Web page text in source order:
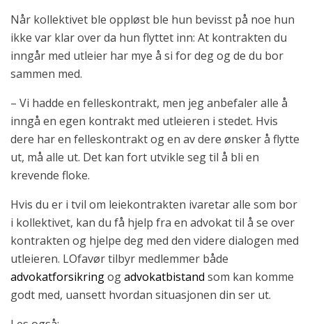
Når kollektivet ble oppløst ble hun bevisst på noe hun
ikke var klar over da hun flyttet inn: At kontrakten du
inngår med utleier har mye å si for deg og de du bor
sammen med.
– Vi hadde en felleskontrakt, men jeg anbefaler alle å
inngå en egen kontrakt med utleieren i stedet. Hvis
dere har en felleskontrakt og en av dere ønsker å flytte
ut, må alle ut. Det kan fort utvikle seg til å bli en
krevende floke.
Hvis du er i tvil om leiekontrakten ivaretar alle som bor
i kollektivet, kan du få hjelp fra en advokat til å se over
kontrakten og hjelpe deg med den videre dialogen med
utleieren. LOfavør tilbyr medlemmer både
advokatforsikringogadvokatbistand som kan komme
godt med, uansett hvordan situasjonen din ser ut.